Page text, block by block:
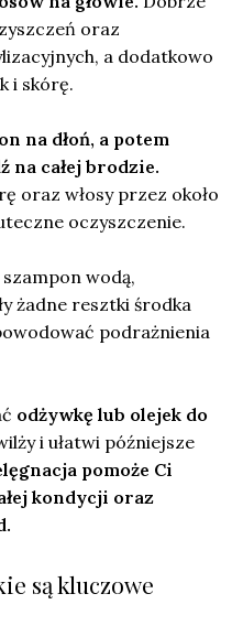
oraz
a dodatkowo
i skórę.
na dłoń, a potem
całej brodzie.
oraz włosy przez około
oczyszczenie.
szampon wodą,
żadne resztki środka
podrażnienia
odżywkę lub olejek do
i ułatwi późniejsze
pomoże Ci
kondycji oraz
są kluczowe